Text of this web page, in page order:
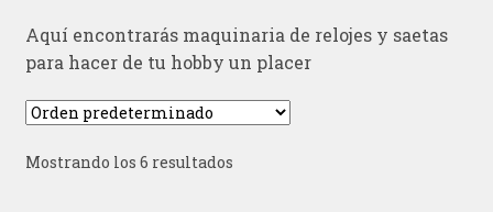
Blog
Aquí encontrarás maquinaria de relojes y saetas
para hacer de tu hobby un placer
Mostrando los 6 resultados